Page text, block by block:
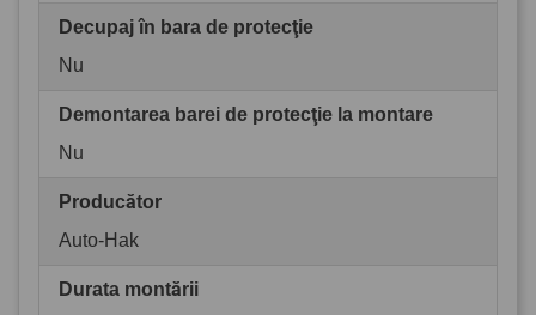
Decupaj în bara de protecţie
Nu
Demontarea barei de protecţie la montare
Nu
Producător
Auto-Hak
Durata montării